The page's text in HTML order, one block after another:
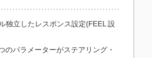
独立したレスポンス設定(FEEL 設
のパラメーターがステアリング・